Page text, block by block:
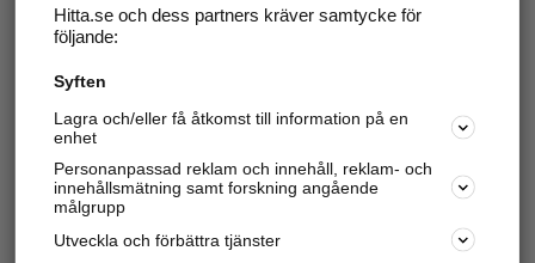
Svara på och hantera dina omdömen
Har du redan verifierat ditt företag? Logga in
Hitta.se och dess partners kräver samtycke för
följande:
Syften
Lagra och/eller få åtkomst till information på en
enhet
Personanpassad reklam och innehåll, reklam- och
innehållsmätning samt forskning angående
målgrupp
Utveckla och förbättra tjänster